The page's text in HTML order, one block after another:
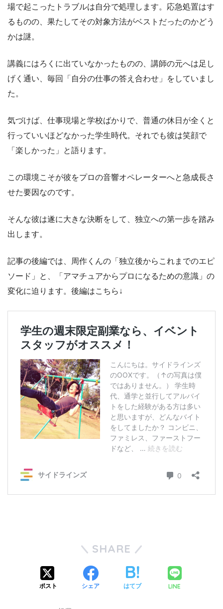
場で起こったトラブルは自分で処理します。応急処置はす
るものの、果たしてその対象方法がベストだったのかどう
かは謎。
講義にはろくに出ていなかったものの、講師の元へは足し
げく通い、毎回「自分の仕事の答え合わせ」をしていまし
た。
気づけば、仕事現場と学校ばかりで、普通の休日が全くと
行っていいほどなかった学生時代。それでも彼は笑顔で
「楽しかった」と語ります。
この環境こそが彼をプロの音響オペレーターへと急成長さ
せた要因なのです。
そんな彼は遂に大きな決断をして、独立への第一歩を踏み
出します。
記事の後編では、周作くんの「独立後からこれまでのエピ
ソード」と、「アマチュアからプロになるための意識」の
変化に迫ります。後編はこちら↓
SHARE
ポスト シェア はてブ LINE